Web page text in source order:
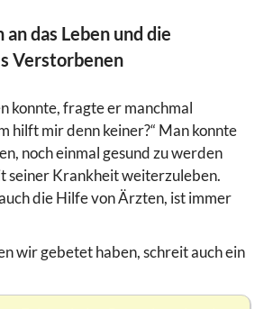
das Leben und die
Verstorbenen
konnte, fragte er manchmal
hilft mir denn keiner?“ Man konnte
noch einmal gesund zu werden
seiner Krankheit weiterzuleben.
die Hilfe von Ärzten, ist immer
wir gebetet haben, schreit auch ein